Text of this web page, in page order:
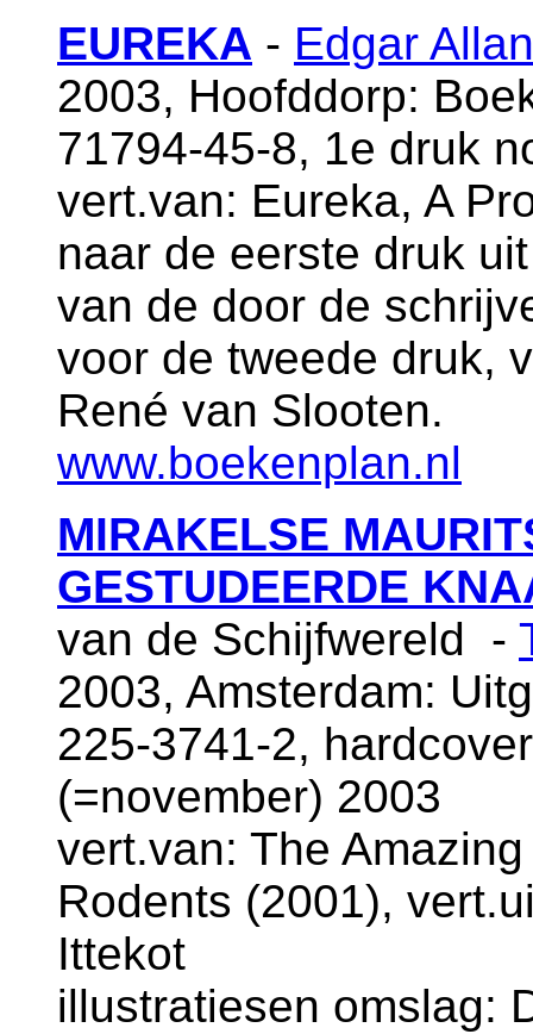
EUREKA - Edgar
2003, Hoofddorp:
71794-45-8, 1e druk
vert.van: Eureka, A
naar de eerste druk
van de door de
voor de tweede druk,
René van Slooten.
www.boekenplan.nl
MIRAKELSE
GESTUDEERDE
van de Schijfwereld -
2003, Amsterdam:
225-3741-2,
(=november) 2003
vert.van: The
Rodents (2001),
Ittekot
illustratiesen omslag: